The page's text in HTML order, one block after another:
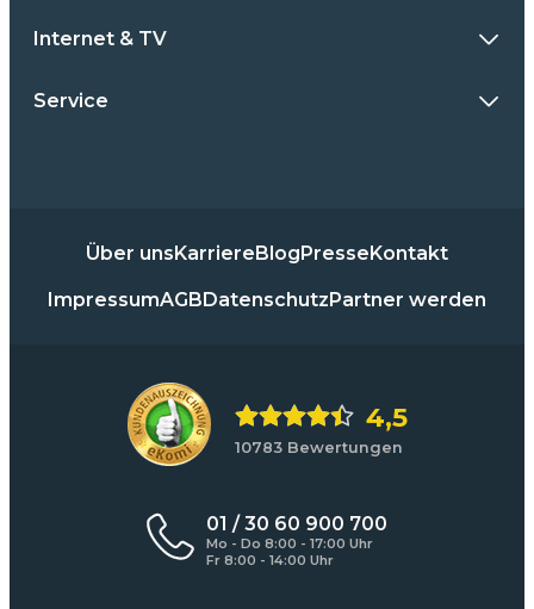
Internet & TV
Service
Über unsKarriereBlogPresseKontakt
ImpressumAGBDatenschutzPartner werden
4,5
10783 Bewertungen
01 / 30 60 900 700
Mo - Do 8:00 - 17:00 Uhr
Fr 8:00 - 14:00 Uhr